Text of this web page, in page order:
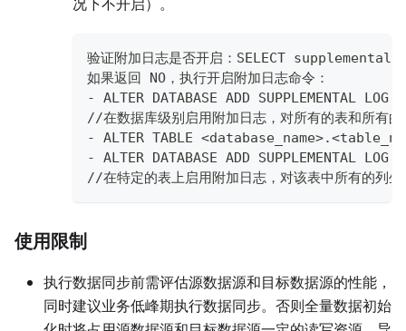
验证附加日志是否开启：SELECT
如果返回 NO，执行开启附加日志命令：
- ALTER DATABASE ADD SUPPLEMENTAL LOG
//在数据库级别启用附加日志，对所有的表和所有
- ALTER TABLE
- ALTER DATABASE ADD SUPPLEMENTAL LOG
//在特定的表上启用附加日志，对该表中所有的列生
使用限制
执行数据同步前需评估源数据源和目标数据源的性能，
同时建议业务低峰期执行数据同步。否则全量数据初始